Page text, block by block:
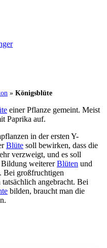
» Königsblüte
einer Pflanze gemeint. Meist
Paprika auf.
in der ersten Y-
Blüte soll bewirken, dass die
verzweigt, und es soll
weitererBlüten und
Bei großfruchtigen
angebracht. Bei
bilden, braucht man die